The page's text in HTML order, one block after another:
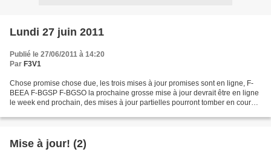
Lundi 27 juin 2011
Publié le 27/06/2011 à 14:20
Par F3V1
Chose promise chose due, les trois mises à jour promises sont en ligne, F-
BEEA F-BGSP F-BGSO la prochaine grosse mise à jour devrait être en ligne
le week end prochain, des mises à jour partielles pourront tomber en cours
Mise à jour! (2)